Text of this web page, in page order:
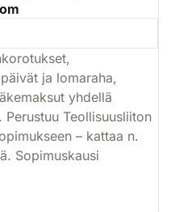
ja lomaraha,
yhdellä
Teollisuusliiton
– kattaa n.
Sopimuskausi